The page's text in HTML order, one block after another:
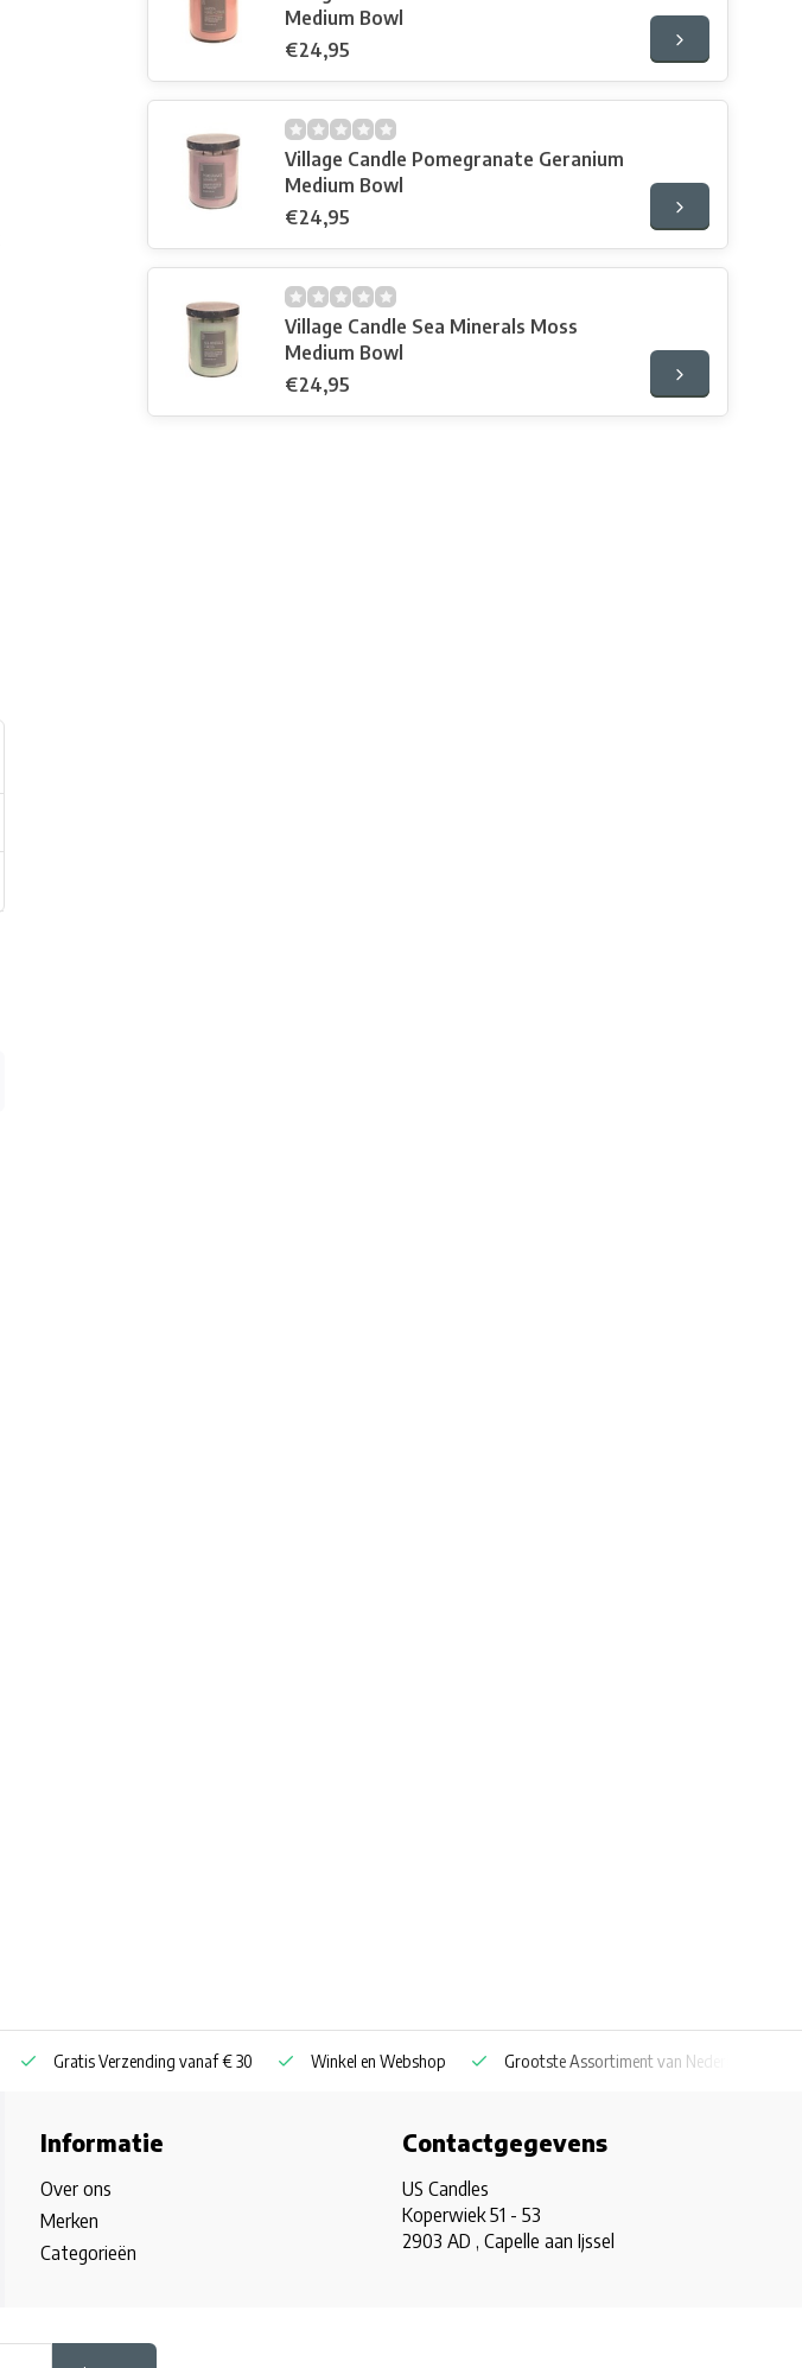
Medium Bowl
€24,95
Village Candle Pomegranate Geranium
Medium Bowl
€24,95
Village Candle Sea Minerals Moss
Medium Bowl
€24,95
Gratis Verzending vanaf € 30 Winkel en Webshop Grootste Assortiment van Nederland &
Informatie
Over ons
Merken
Categorieën
Contactgegevens
US Candles
Koperwiek 51 - 53
2903 AD , Capelle aan Ijssel